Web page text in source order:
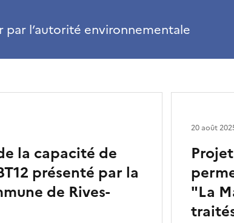
l’autorité environnementale
la capacité de
présenté par la
de Rives-
"La
20 août